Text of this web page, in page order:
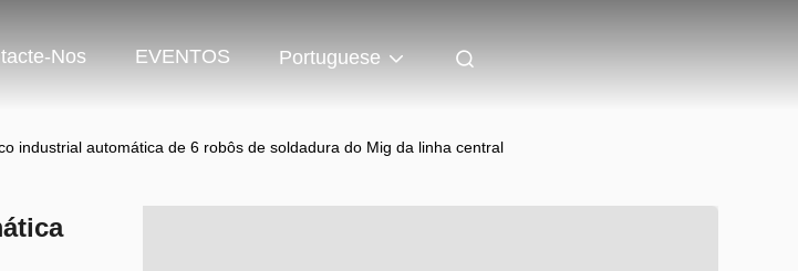
Nos EVENTOS Portuguese
industrial automática de 6 robôs de soldadura do Mig da linha central